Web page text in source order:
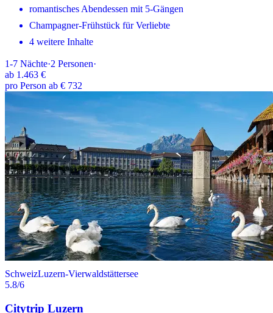
romantisches Abendessen mit 5-Gängen
Champagner-Frühstück für Verliebte
4 weitere Inhalte
1-7 Nächte·2 Personen·
ab 1.463 €
pro Person ab € 732
SchweizLuzern-Vierwaldstättersee
5.8/6
Citytrip Luzern